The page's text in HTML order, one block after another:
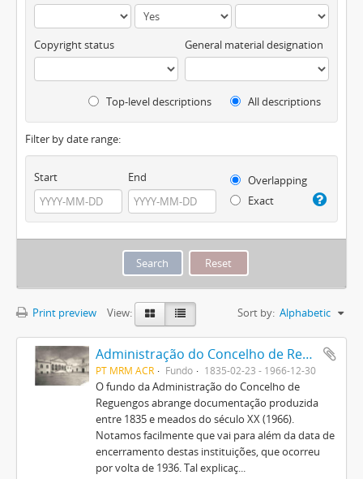
Copyright status General material designation
Top-level descriptions All descriptions
Filter by date range:
Start End
Overlapping
Exact
Print preview View: Sort by: Alphabetic
Administração do Concelho de Reguengos
PT MRM ACR Fundo 1835-02-23 - 1966-12-30
O fundo da Administração do Concelho de
Reguengos abrange documentação produzida
entre 1835 e meados do século XX (1966).
Notamos facilmente que vai para além da data de
encerramento destas instituições, que ocorreu
por volta de 1936. Tal explicaç...